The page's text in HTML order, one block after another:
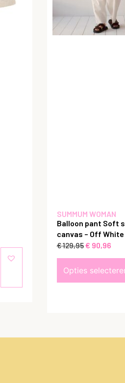
SUMMUM WOMAN
Balloon pant Soft
canvas – Off White
€129,95€ 90,96
Opties